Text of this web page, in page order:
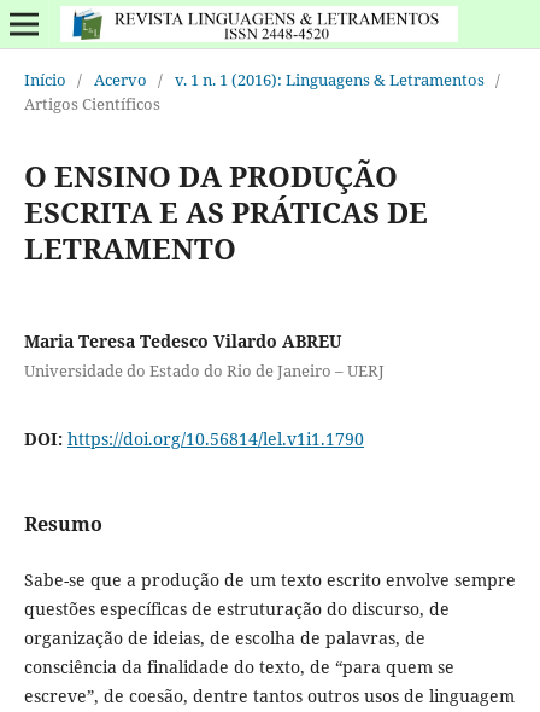
Início / Acervo / v. 1 n. 1 (2016): Linguagens & Letramentos /
Artigos Científicos
O ENSINO DA PRODUÇÃO
ESCRITA E AS PRÁTICAS DE
LETRAMENTO
Maria Teresa Tedesco Vilardo ABREU
Universidade do Estado do Rio de Janeiro – UERJ
DOI: https://doi.org/10.56814/lel.v1i1.1790
Resumo
Sabe-se que a produção de um texto escrito envolve sempre
questões específicas de estruturação do discurso, de
organização de ideias, de escolha de palavras, de
consciência da finalidade do texto, de “para quem se
escreve”, de coesão, dentre tantos outros usos de linguagem